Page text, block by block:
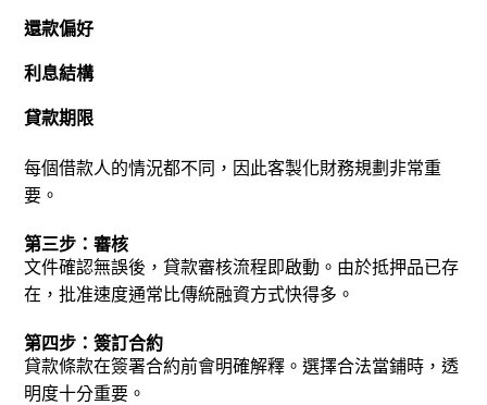
還款偏好
利息結構
貸款期限
每個借款人的情況都不同，因此客製化財務規劃非常重
要。
第三步：審核
文件確認無誤後，貸款審核流程即啟動。由於抵押品已存
在，批准速度通常比傳統融資方式快得多。
第四步：簽訂合約
貸款條款在簽署合約前會明確解釋。選擇合法當鋪時，透
明度十分重要。